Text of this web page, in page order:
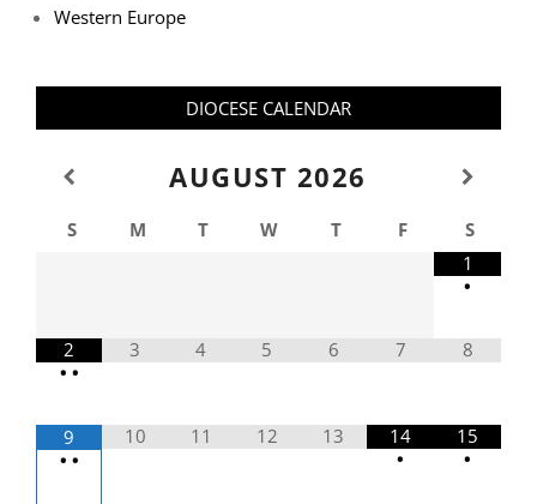
Western Europe
DIOCESE CALENDAR
AUGUST 2026
S M T W T F
S
1
•
2
• •
3 4 5 6 7 8
9
• •
10 11 12 13
14
•
15
•